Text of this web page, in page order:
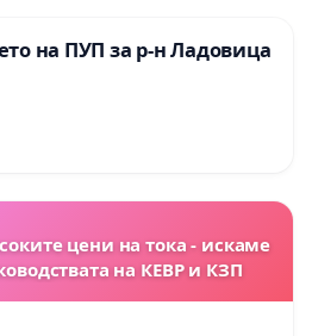
на ПУП за р-н Ладовица
на КЕВР и КЗП